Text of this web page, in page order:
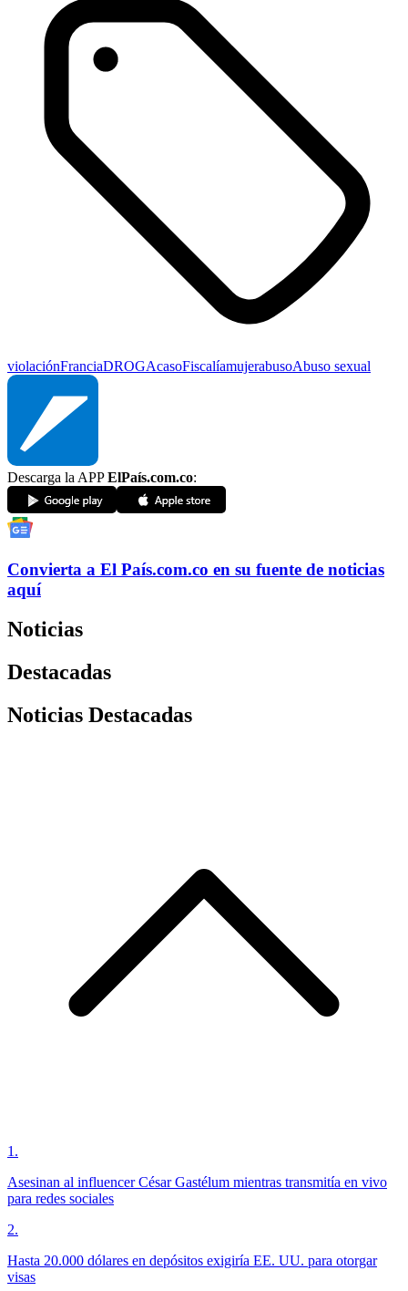
violaciónFranciaDROGAcasoFiscalíamujerabusoAbuso sexual
Descarga la APPElPaís.com.co:
Convierta a El País.com.co en su fuente de noticias
aquí
Noticias
Destacadas
Noticias Destacadas
1 .
Asesinan al influencer César Gastélum mientras transmitía en vivo
para redes sociales
2.
Hasta 20.000 dólares en depósitos exigiría EE. UU. para otorgar
visas